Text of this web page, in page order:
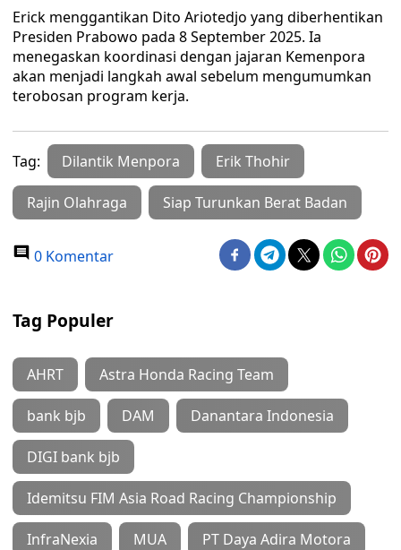
Erick menggantikan Dito Ariotedjo yang diberhentikan
Presiden Prabowo pada 8 September 2025. Ia
menegaskan koordinasi dengan jajaran Kemenpora
akan menjadi langkah awal sebelum mengumumkan
terobosan program kerja.
Tag: Dilantik Menpora Erik Thohir
Rajin Olahraga Siap Turunkan Berat Badan
0 Komentar
Tag Populer
AHRT Astra Honda Racing Team
bank bjb DAM Danantara Indonesia
DIGI bank bjb
Idemitsu FIM Asia Road Racing Championship
InfraNexia MUA PT Daya Adira Motora